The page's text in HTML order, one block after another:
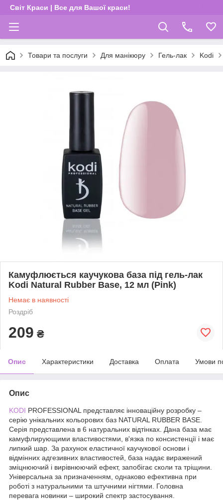
Світ Краси | Все для Вашої краси!
Товари та послуги Для манікюру Гель-лак Kodi
Камуфлюється каучукова база під гель-лак
Kodi Natural Rubber Base, 12 мл (Pink)
Немає в наявності
Роздріб
209 ₴
Опис Характеристики Доставка Оплата Умови
Опис
KODI PROFESSIONAL представляє інноваційну розробку –
серію унікальних кольорових баз NATURAL RUBBER BASE.
Серія представлена в 6 натуральних відтінках. Дана база має
камуфлирующими властивостями, в'язка по консистенції і має
липкий шар. За рахунок еластичної каучукової основи і
відмінних адгезивних властивостей, база надає виражений
зміцнюючий і вирівнюючий ефект, запобігає сколи та тріщини.
Універсальна за призначенням, однаково ефективна при
роботі з натуральними та штучними нігтями. Головна
перевага новинки – широкий спектр застосування.